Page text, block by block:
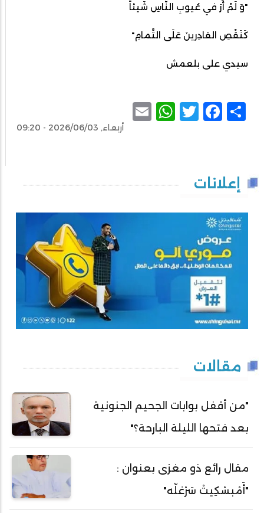
"وَ لَمْ أَرَ في عُيوبِ النّاسِ شَيئاً
كَنَقْصِ القادِرينَ عَلَى التَّمامِ"
سيدي على بلعمش
Share
Facebook
Twitter
WhatsApp
أربعاء, 2026/06/03 - 09:20
إعلانات
مقالات
"من أقفل بوابات الجحيم الجنونية
بعد فتحها الليلة البارحة؟"
مقال رائع ذو مغزى بعنوان :
"أَمْبسْكِيتْ سَرْغلّه"